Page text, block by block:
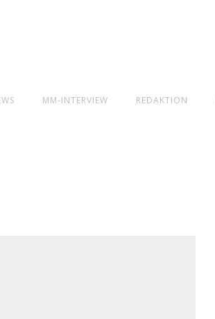
MM-INTERVIEW REDAKTION